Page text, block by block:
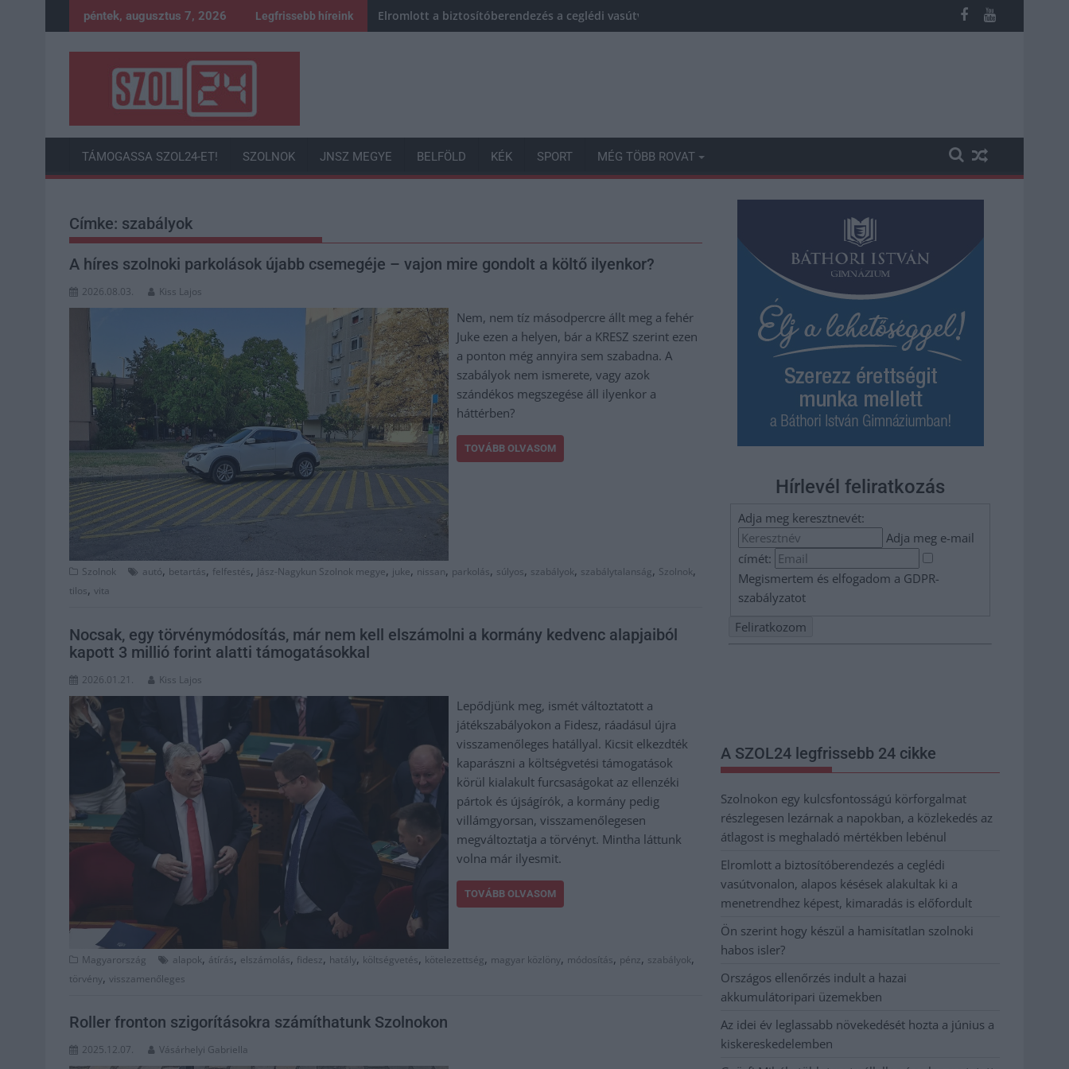
to
péntek, augusztus 7, 2026 Legfrissebb híreink Elromlott a biztosítóberendezés a ceglédi vasútvonalon, alapos késések alakultak ki a menetrendhez képest, kimaradás is
TÁMOGASSA SZOL24-ET! SZOLNOK JNSZ MEGYE BELFÖLD KÉK SPORT MÉG TÖBB ROVAT
Címke: szabályok
A híres szolnoki parkolások újabb csemegéje – vajon mire gondolt a költő ilyenkor?
2026.08.03. Kiss Lajos
Nem, nem tíz másodpercre állt meg a fehér
Juke ezen a helyen, bár a KRESZ szerint ezen
a ponton még annyira sem szabadna. A
szabályok nem ismerete, vagy azok
szándékos megszegése áll ilyenkor a
háttérben?
TOVÁBB OLVASOM
Szolnok autó, betartás, felfestés, Jász-Nagykun Szolnok megye, juke, nissan, parkolás, súlyos, szabályok, szabálytalanság, Szolnok,
tilos, vita
Nocsak, egy törvénymódosítás, már nem kell elszámolni a kormány kedvenc alapjaiból
kapott 3 millió forint alatti támogatásokkal
2026.01.21. Kiss Lajos
Lepődjünk meg, ismét változtatott a
játékszabályokon a Fidesz, ráadásul újra
visszamenőleges hatállyal. Kicsit elkezdték
kaparászni a költségvetési támogatások
körül kialakult furcsaságokat az ellenzéki
pártok és újságírók, a kormány pedig
villámgyorsan, visszamenőlegesen
megváltoztatja a törvényt. Mintha láttunk
volna már ilyesmit.
TOVÁBB OLVASOM
Magyarország alapok, átírás, elszámolás, fidesz, hatály, költségvetés, kötelezettség, magyar közlöny, módosítás, pénz, szabályok,
törvény, visszamenőleges
Roller fronton szigorításokra számíthatunk Szolnokon
2025.12.07. Vásárhelyi Gabriella
Hírlevél feliratkozás
Adja meg keresztnevét:
Adja meg e-mail
címét:
Megismertem és elfogadom a GDPR-
szabályzatot
A SZOL24 legfrissebb 24 cikke
Szolnokon egy kulcsfontosságú körforgalmat
részlegesen lezárnak a napokban, a közlekedés az
átlagost is meghaladó mértékben lebénul
Elromlott a biztosítóberendezés a ceglédi
vasútvonalon, alapos késések alakultak ki a
menetrendhez képest, kimaradás is előfordult
Ön szerint hogy készül a hamisítatlan szolnoki
habos isler?
Országos ellenőrzés indult a hazai
akkumulátoripari üzemekben
Az idei év leglassabb növekedését hozta a június a
kiskereskedelemben